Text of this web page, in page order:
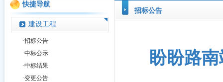
快捷导航
建设工程
·招标公告
·中标公示
·中标结果
·变更公告
招标公告
盼盼路